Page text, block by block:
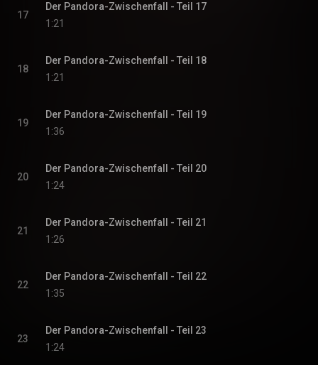
17
Der Pandora-Zwischenfall - Teil 17
1:21
18
Der Pandora-Zwischenfall - Teil 18
1:21
19
Der Pandora-Zwischenfall - Teil 19
1:36
20
Der Pandora-Zwischenfall - Teil 20
1:24
21
Der Pandora-Zwischenfall - Teil 21
1:26
22
Der Pandora-Zwischenfall - Teil 22
1:35
23
Der Pandora-Zwischenfall - Teil 23
1:24